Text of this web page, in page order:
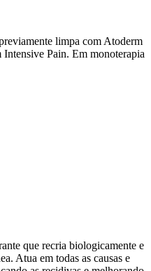
limpa com Atoderm
Pain. Em monoterapia
que recria biologicamente e
Atua em todas as causas e